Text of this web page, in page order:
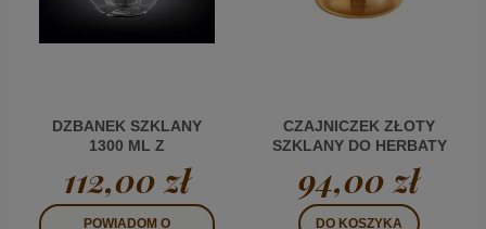
DZBANEK SZKLANY
1300 ML Z
ZAPARZACZEM WL
112,00 zł
POWIADOM O
CZAJNICZEK ZŁOTY
SZKLANY DO HERBATY
POKRYWKĄ 950 ML WL
94,00 zł
DO KOSZYKA